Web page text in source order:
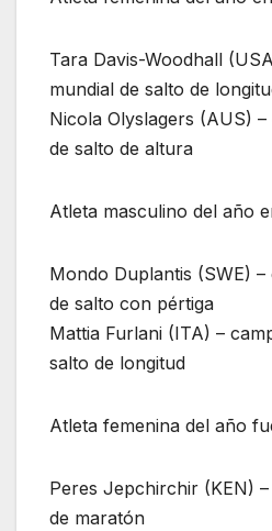
Tara Davis-Woodhall
mundial de salto de
Nicola Olyslagers (AUS)
de salto de altura
Atleta masculino del año
Mondo Duplantis (SWE)
de salto con pértiga
Mattia Furlani (ITA) –
salto de longitud
Atleta femenina del año
Peres Jepchirchir (KEN)
de maratón